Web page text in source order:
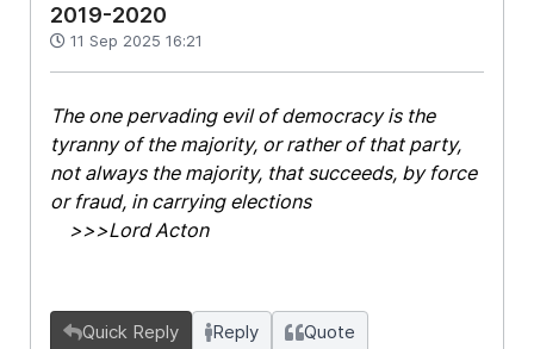
2019-2020
11 Sep 2025 16:21
The one pervading evil of democracy is the
tyranny of the majority, or rather of that party,
not always the majority, that succeeds, by force
or fraud, in carrying elections
>>>Lord Acton
Quick Reply Reply Quote